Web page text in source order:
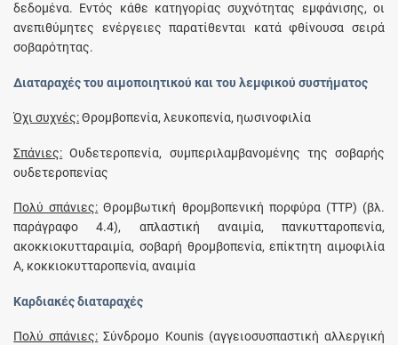
δεδομένα. Εντός κάθε κατηγορίας συχνότητας εμφάνισης, οι
ανεπιθύμητες ενέργειες παρατίθενται κατά φθίνουσα σειρά
σοβαρότητας.
Διαταραχές του αιμοποιητικού και του λεμφικού συστήματος
Όχι συχνές:Θρομβοπενία, λευκοπενία, ηωσινοφιλία
Σπάνιες: Ουδετεροπενία, συμπεριλαμβανομένης της σοβαρής
ουδετεροπενίας
Πολύ σπάνιες: Θρομβωτική θρομβοπενική πορφύρα (TTP) (βλ.
παράγραφο 4.4), απλαστική αναιμία, πανκυτταροπενία,
ακοκκιοκυτταραιμία, σοβαρή θρομβοπενία, επίκτητη αιμοφιλία
Α, κοκκιοκυτταροπενία, αναιμία
Καρδιακές διαταραχές
Πολύ σπάνιες: Σύνδρομο Kounis (αγγειοσυσπαστική αλλεργική